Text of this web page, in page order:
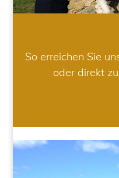
So erreichen Sie
oder direkt